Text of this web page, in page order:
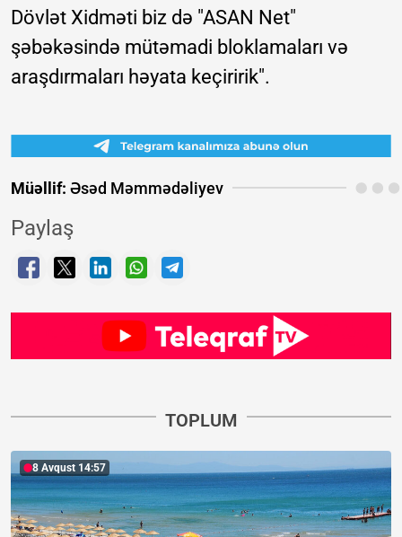
Dövlət Xidməti biz də "ASAN Net"
şəbəkəsində mütəmadi bloklamaları və
araşdırmaları həyata keçiririk".
Müəllif: Əsəd Məmmədəliyev
Paylaş
TOPLUM
8 Avqust 14:57